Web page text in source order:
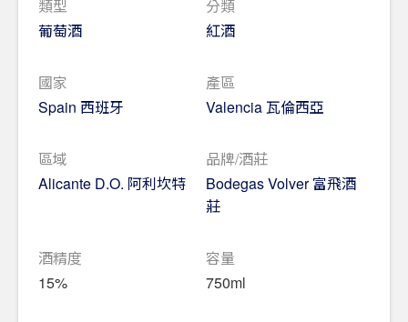
類型
葡萄酒
分類
紅酒
國家
Spain 西班牙
產區
Valencia 瓦倫西亞
區域
Alicante D.O. 阿利坎特
品牌/酒莊
Bodegas Volver 富飛酒
莊
酒精度
15%
容量
750ml